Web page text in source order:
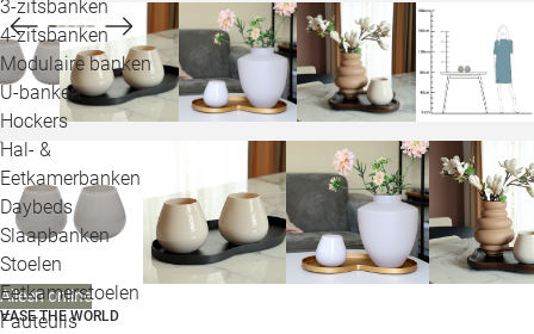
3-zitsbanken
4-zitsbanken
Modulaire banken
U-banken
Hockers
Hal- &
Eetkamerbanken
Daybeds
Slaapbanken
Stoelen
Eetkamerstoelen
Fauteuils
Alleen online
VASE THE WORLD